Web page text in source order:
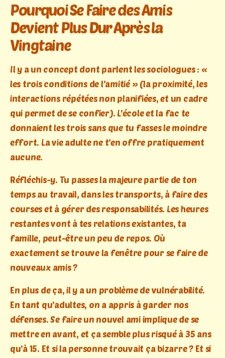
Pourquoi Se Faire des Amis
Devient Plus Dur Après la
Vingtaine
Il y a un concept dont parlent les sociologues : «
les trois conditions de l’amitié » (la proximité, les
interactions répétées non planifiées, et un cadre
qui permet de se confier). L’école et la fac te
donnaient les trois sans que tu fasses le moindre
effort. La vie adulte ne t’en offre pratiquement
aucune.
Réfléchis-y. Tu passes la majeure partie de ton
temps au travail, dans les transports, à faire des
courses et à gérer des responsabilités. Les heures
restantes vont à tes relations existantes, ta
famille, peut-être un peu de repos. Où
exactement se trouve la fenêtre pour se faire de
nouveaux amis ?
En plus de ça, il y a un problème de vulnérabilité.
En tant qu’adultes, on a appris à garder nos
défenses. Se faire un nouvel ami implique de se
mettre en avant, et ça semble plus risqué à 35 ans
qu’à 15. Et si la personne trouvait ça bizarre ? Et si